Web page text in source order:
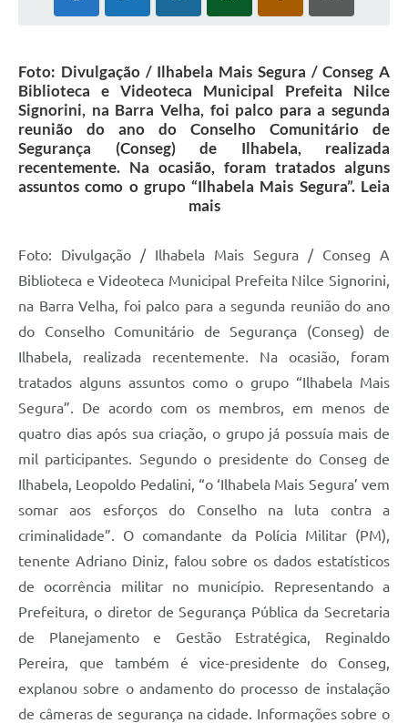
Foto: Divulgação / Ilhabela Mais Segura / Conseg A
Biblioteca e Videoteca Municipal Prefeita Nilce
Signorini, na Barra Velha, foi palco para a segunda
reunião do ano do Conselho Comunitário de
Segurança (Conseg) de Ilhabela, realizada
recentemente. Na ocasião, foram tratados alguns
assuntos como o grupo “Ilhabela Mais Segura”. Leia
mais
Foto: Divulgação / Ilhabela Mais Segura / Conseg A
Biblioteca e Videoteca Municipal Prefeita Nilce Signorini,
na Barra Velha, foi palco para a segunda reunião do ano
do Conselho Comunitário de Segurança (Conseg) de
Ilhabela, realizada recentemente. Na ocasião, foram
tratados alguns assuntos como o grupo “Ilhabela Mais
Segura”. De acordo com os membros, em menos de
quatro dias após sua criação, o grupo já possuía mais de
mil participantes. Segundo o presidente do Conseg de
Ilhabela, Leopoldo Pedalini, “o ‘Ilhabela Mais Segura’ vem
somar aos esforços do Conselho na luta contra a
criminalidade”. O comandante da Polícia Militar (PM),
tenente Adriano Diniz, falou sobre os dados estatísticos
de ocorrência militar no município. Representando a
Prefeitura, o diretor de Segurança Pública da Secretaria
de Planejamento e Gestão Estratégica, Reginaldo
Pereira, que também é vice-presidente do Conseg,
explanou sobre o andamento do processo de instalação
de câmeras de segurança na cidade. Informações sobre o